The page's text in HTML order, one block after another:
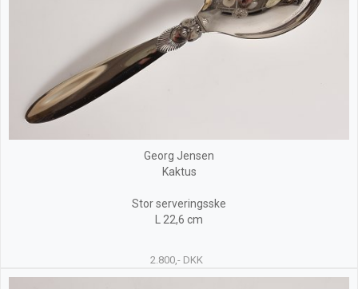
Georg Jensen
Kaktus
Stor serveringsske
L 22,6 cm
2.800,- DKK